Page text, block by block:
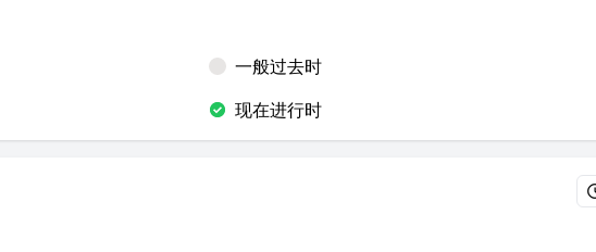
一般过去时
现在进行时